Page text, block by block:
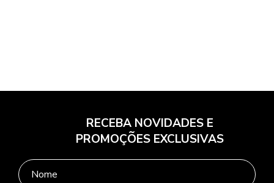
RECEBA NOVIDADES E
PROMOÇÕES EXCLUSIVAS